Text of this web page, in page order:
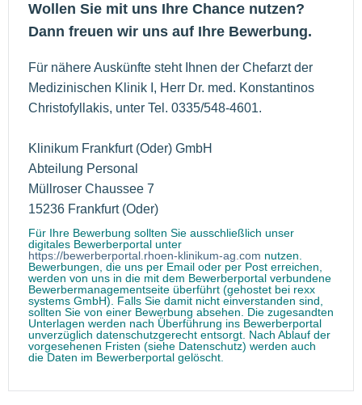
Wollen Sie mit uns Ihre Chance nutzen?
Dann freuen wir uns auf Ihre Bewerbung.
Für nähere Auskünfte steht Ihnen der Chefarzt der
Medizinischen Klinik I, Herr Dr. med. Konstantinos
Christofyllakis, unter Tel. 0335/548-4601.
Klinikum Frankfurt (Oder) GmbH
Abteilung Personal
Müllroser Chaussee 7
15236 Frankfurt (Oder)
Für Ihre Bewerbung sollten Sie ausschließlich unser
digitales Bewerberportal unter
https://bewerberportal.rhoen-klinikum-ag.com nutzen.
Bewerbungen, die uns per Email oder per Post erreichen,
werden von uns in die mit dem Bewerberportal verbundene
Bewerbermanagementseite überführt (gehostet bei rexx
systems GmbH). Falls Sie damit nicht einverstanden sind,
sollten Sie von einer Bewerbung absehen. Die zugesandten
Unterlagen werden nach Überführung ins Bewerberportal
unverzüglich datenschutzgerecht entsorgt. Nach Ablauf der
vorgesehenen Fristen (siehe Datenschutz) werden auch
die Daten im Bewerberportal gelöscht.